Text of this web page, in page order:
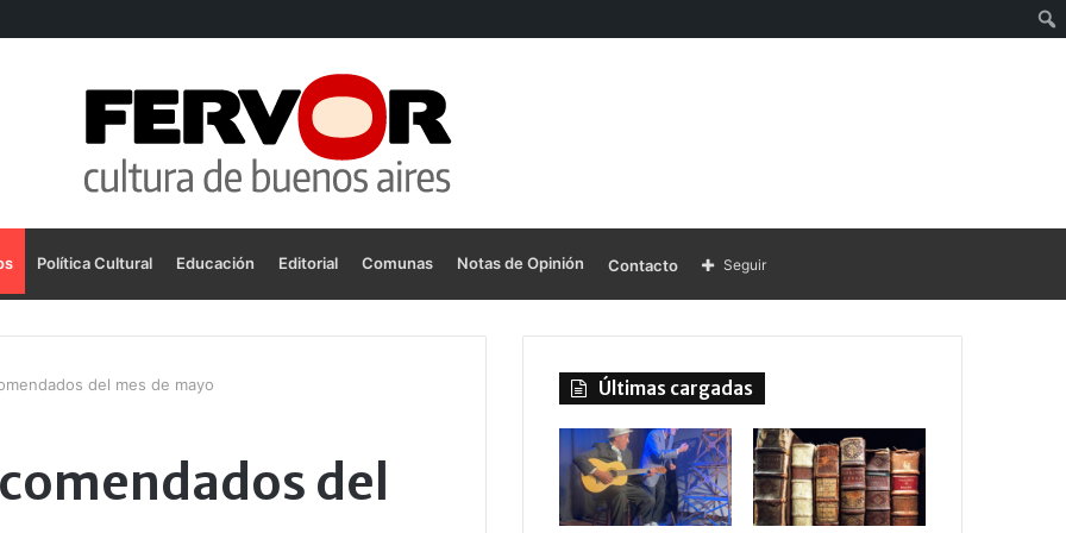
Política Cultural Educación Editorial Comunas Notas de Opinión Contacto Seguir
del mes de mayo
del
Últimas cargadas